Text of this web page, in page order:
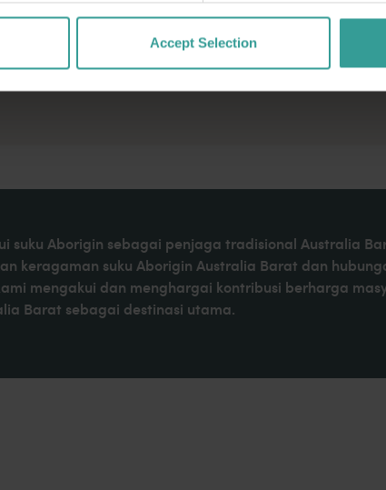
Accept Selection
dan keajaiban laut
Dunia
suku Aborigin sebagai penjaga tradisional Australia
keragaman suku Aborigin Australia Barat dan
mengakui dan menghargai kontribusi berharga
Barat sebagai destinasi utama.